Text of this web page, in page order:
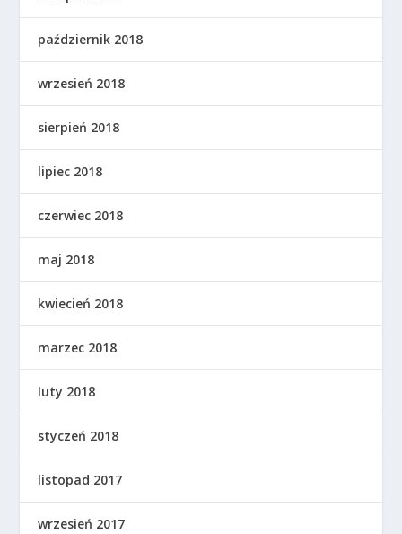
październik 2018
wrzesień 2018
sierpień 2018
lipiec 2018
czerwiec 2018
maj 2018
kwiecień 2018
marzec 2018
luty 2018
styczeń 2018
listopad 2017
wrzesień 2017